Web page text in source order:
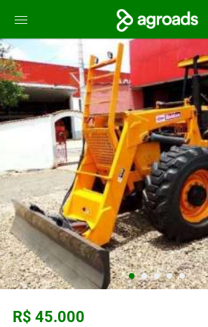
R$ 45.000